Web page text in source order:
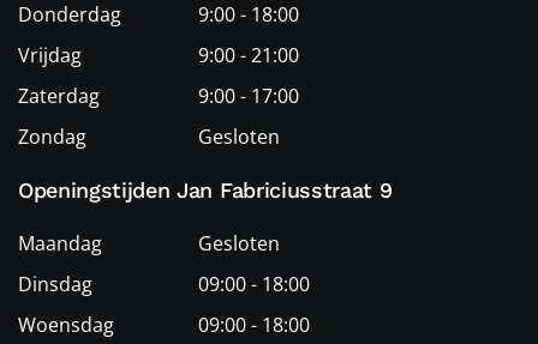
Donderdag
9:00 - 18:00
Vrijdag
9:00 - 21:00
Zaterdag
9:00 - 17:00
Zondag
Gesloten
Openingstijden Jan Fabriciusstraat 9
Maandag
Gesloten
Dinsdag
09:00 - 18:00
Woensdag
09:00 - 18:00